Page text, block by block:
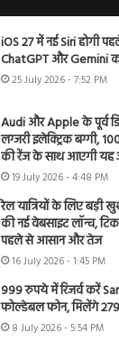
iOS 27 में नई Siri होगी
ChatGPT और Gemini
25 July 2026 - 7:52 PM
Audi और Apple के पूर्व
लग्जरी इलेक्ट्रिक बग्गी,
की रेंज के साथ आएगी यह
19 July 2026 - 4:48 PM
रेल यात्रियों के लिए बड़ी
की नई वेबसाइट लॉन्च,
पहले से आसान और तेज
16 July 2026 - 1:45 PM
999 रुपये में रिजर्व करें
फोल्डेबल फोन, मिलेंगे
8 July 2026 - 5:54 PM